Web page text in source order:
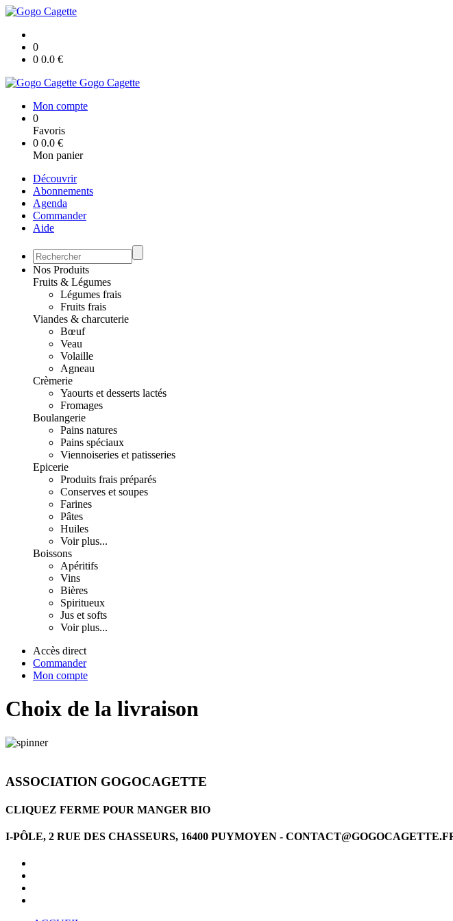
0
0 0.0 €
Gogo Cagette
Mon compte
0
Favoris
0 0.0 €
Mon panier
Découvrir
Abonnements
Agenda
Commander
Aide
Nos Produits
Fruits & Légumes
Légumes frais
Fruits frais
Viandes & charcuterie
Bœuf
Veau
Volaille
Agneau
Crèmerie
Yaourts et desserts lactés
Fromages
Boulangerie
Pains natures
Pains spéciaux
Viennoiseries et patisseries
Epicerie
Produits frais préparés
Conserves et soupes
Farines
Pâtes
Huiles
Voir plus...
Boissons
Apéritifs
Vins
Bières
Spiritueux
Jus et softs
Voir plus...
Accès direct
Commander
Mon compte
Choix de la livraison
ASSOCIATION GOGOCAGETTE
CLIQUEZ FERME POUR MANGER BIO
I-PÔLE, 2 RUE DES CHASSEURS, 16400 PUYMOYEN -